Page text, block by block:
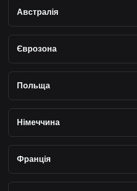
Австралія
Єврозона
Польща
Німеччина
Франція